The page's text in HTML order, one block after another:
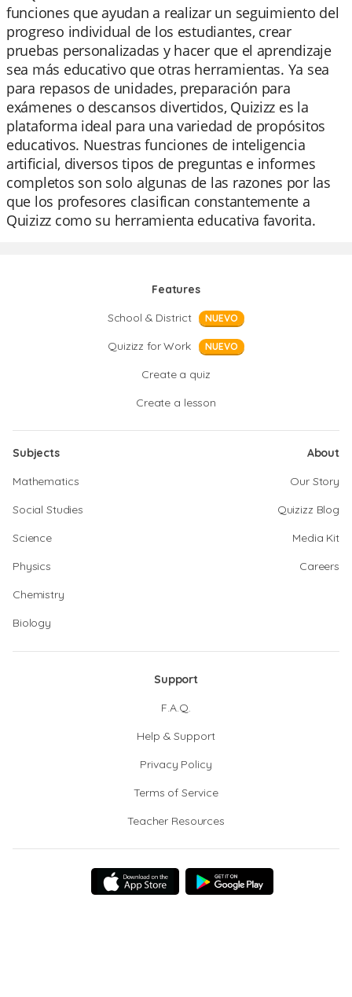
funciones que ayudan a realizar un seguimiento del
progreso individual de los estudiantes, crear
pruebas personalizadas y hacer que el aprendizaje
sea más educativo que otras herramientas. Ya sea
para repasos de unidades, preparación para
exámenes o descansos divertidos, Quizizz es la
plataforma ideal para una variedad de propósitos
educativos. Nuestras funciones de inteligencia
artificial, diversos tipos de preguntas e informes
completos son solo algunas de las razones por las
que los profesores clasifican constantemente a
Quizizz como su herramienta educativa favorita.
Features
School & District
NUEVO
Quizizz for Work NUEVO
Create a quiz
Create a lesson
Subjects
Mathematics
Social Studies
Science
Physics
Chemistry
Biology
About
Our Story
Quizizz Blog
Media Kit
Careers
Support
F.A.Q.
Help & Support
Privacy Policy
Terms of Service
Teacher Resources